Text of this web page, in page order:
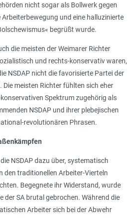
nicht sogar als Bollwerk gegen
Arbeiterbewegung und eine halluzinierte
begrüßt wurde.
die meisten der Weimarer Richter
und rechts-konservativ waren,
NSDAP nicht die favorisierte Partei der
Die meisten Richter fühlten sich eher
Spektrum zugehörig als
NSDAP und ihrer plebejischen
revolutionären Phrasen.
NSDAP dazu über, systematisch
den traditionellen Arbeiter-Vierteln
Begegnete ihr Widerstand, wurde
der SA brutal gebrochen. Während die
Arbeiter sich bei der Abwehr